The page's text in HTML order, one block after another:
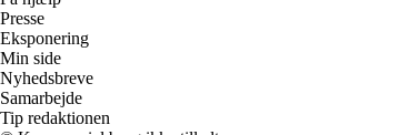
Presse
Eksponering
Min side
Nyhedsbreve
Samarbejde
Tip redaktionen